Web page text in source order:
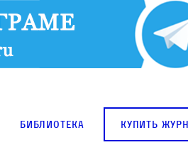
Библиотека купить